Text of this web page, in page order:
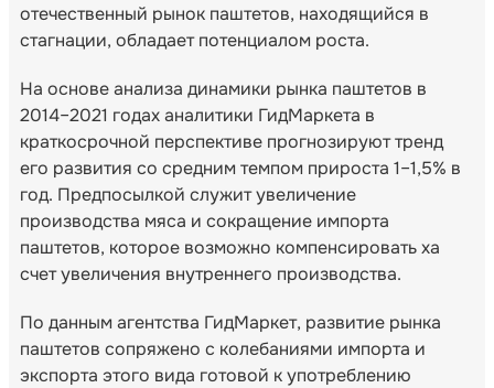
отечественный рынок паштетов, находящийся в
стагнации, обладает потенциалом роста.
На основе анализа динамики рынка паштетов в
2014–2021 годах аналитики ГидМаркета в
краткосрочной перспективе прогнозируют тренд
его развития со средним темпом прироста 1–1,5% в
год. Предпосылкой служит увеличение
производства мяса и сокращение импорта
паштетов, которое возможно компенсировать ха
счет увеличения внутреннего производства.
По данным агентства ГидМаркет, развитие рынка
паштетов сопряжено с колебаниями импорта и
экспорта этого вида готовой к употреблению